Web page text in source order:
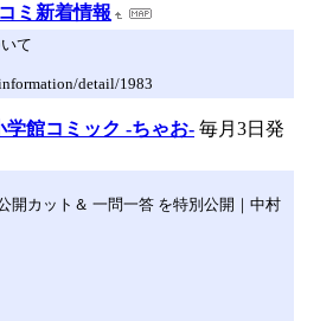
ミ新着情報
て
detail/1983
学館コミック -ちゃお- 毎月3日発
開カット＆ 一問一答 を特別公開｜中村